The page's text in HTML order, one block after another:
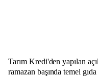
Tarım Kredi'den yapılan
ramazan başında temel